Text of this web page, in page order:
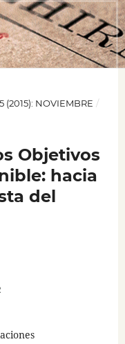
(2015): NOVIEMBRE /
Objetivos
hacia
del